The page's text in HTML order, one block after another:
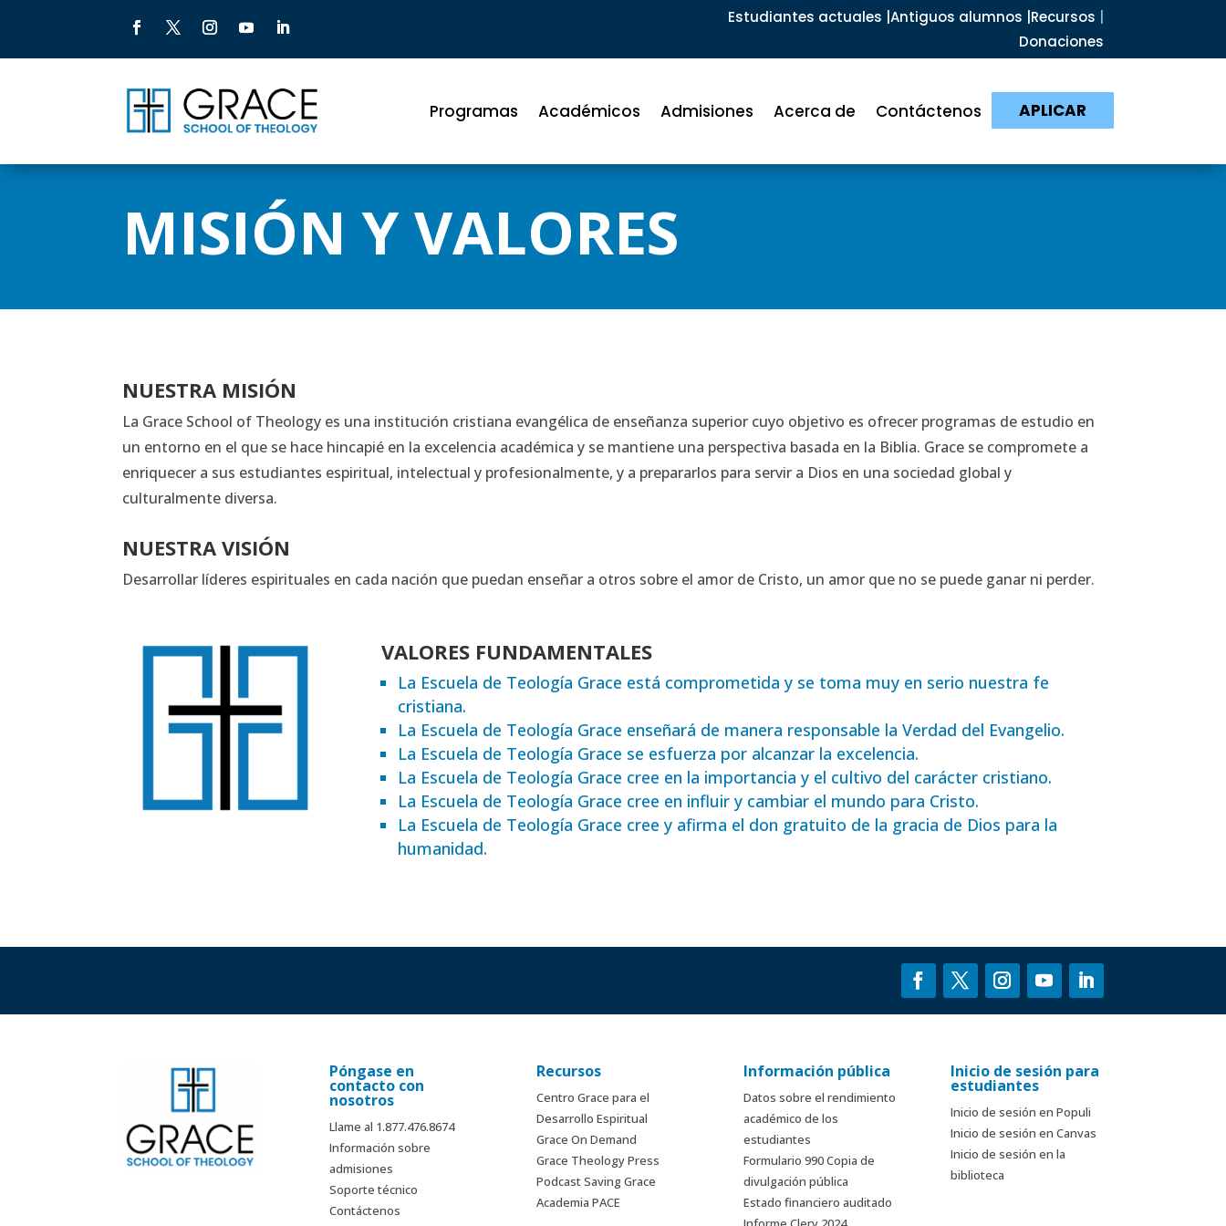
Estudiantes actuales | Antiguos alumnos | Recursos
Donaciones
Programas Académicos Admisiones Acerca de Contáctenos APLICAR
MISIÓN Y VALORES
NUESTRA MISIÓN
La Grace School of Theology es una institución cristiana evangélica de enseñanza superior cuyo objetivo es ofrecer programas de estudio en
un entorno en el que se hace hincapié en la excelencia académica y se mantiene una perspectiva basada en la Biblia. Grace se compromete a
enriquecer a sus estudiantes espiritual, intelectual y profesionalmente, y a prepararlos para servir a Dios en una sociedad global y
culturalmente diversa.
NUESTRA VISIÓN
Desarrollar líderes espirituales en cada nación que puedan enseñar a otros sobre el amor de Cristo, un amor que no se puede ganar ni perder.
VALORES FUNDAMENTALES
La Escuela de Teología Grace está comprometida y se toma muy en serio nuestra fe
cristiana.
La Escuela de Teología Grace enseñará de manera responsable la Verdad del Evangelio.
La Escuela de Teología Grace se esfuerza por alcanzar la excelencia.
La Escuela de Teología Grace cree en la importancia y el cultivo del carácter cristiano.
La Escuela de Teología Grace cree en influir y cambiar el mundo para Cristo.
La Escuela de Teología Grace cree y afirma el don gratuito de la gracia de Dios para la
humanidad.
Póngase en
contacto con
nosotros
Llame al 1.877.476.8674
Información sobre
admisiones
Soporte técnico
Contáctenos
Recursos
Centro Grace para el
Desarrollo Espiritual
Grace On Demand
Grace Theology Press
Podcast Saving Grace
Academia PACE
Información pública
Datos sobre el rendimiento
académico de los
estudiantes
Formulario 990 Copia de
divulgación pública
Estado financiero auditado
Inicio de sesión para
estudiantes
Inicio de sesión en Populi
Inicio de sesión en Canvas
Inicio de sesión en la
biblioteca